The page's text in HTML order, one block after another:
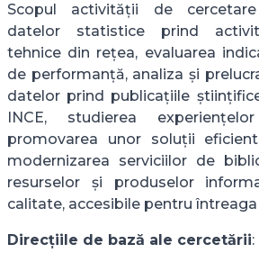
Scopul activității de
datelor statistice prind
tehnice din rețea, evaluarea
de performanță, analiza și
datelor prind publicațiile
INCE, studierea
promovarea unor soluții
modernizarea serviciilor de
resurselor și produselor
calitate, accesibile pentru
Direcțiile de bază ale cercetării: